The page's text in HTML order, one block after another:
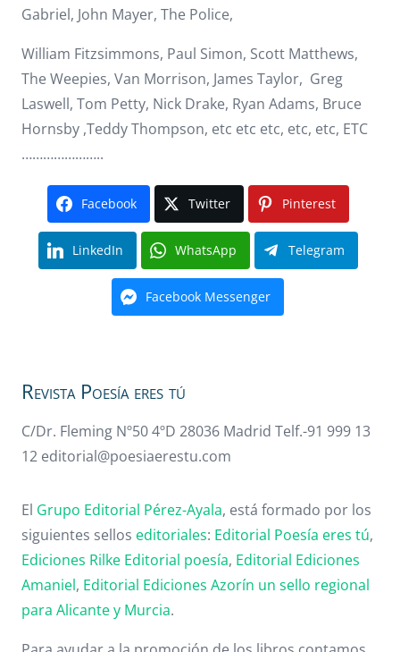
Gabriel, John Mayer, The Police,
William Fitzsimmons, Paul Simon, Scott Matthews,
The Weepies, Van Morrison, James Taylor, Greg
Laswell, Tom Petty, Nick Drake, Ryan Adams, Bruce
Hornsby ,Teddy Thompson, etc etc etc, etc, etc, ETC
…………………..
Facebook Twitter Pinterest
LinkedIn WhatsApp Telegram
Facebook Messenger
Revista Poesía eres tú
C/Dr. Fleming Nº50 4ºD 28036 Madrid Telf.-91 999 13
12 editorial@poesiaerestu.com
El Grupo Editorial Pérez-Ayala, está formado por los
siguientes sellos editoriales: Editorial Poesía eres tú,
Ediciones Rilke Editorial poesía, Editorial Ediciones
Amaniel, Editorial Ediciones Azorín un sello regional
para Alicante y Murcia.